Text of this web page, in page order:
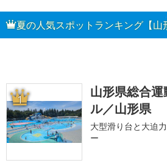
夏の人気スポットランキング【山
1
山形県総合
ル／山形県
大型滑り台と大迫
ー